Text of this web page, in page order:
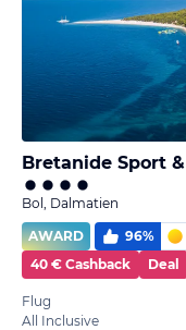
Bretanide Sport
Bol, Dalmatien
AWARD
96%
40 € Cashback
Deal
Flug
All Inclusive